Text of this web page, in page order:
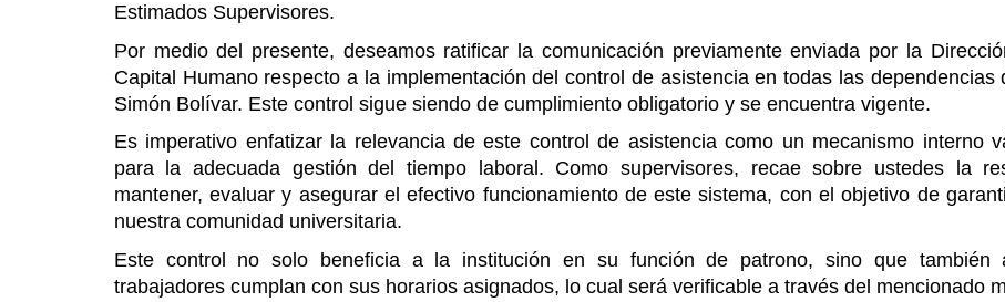
Estimados Supervisores.
Por medio del presente, deseamos ratificar la comunicación previamente enviada por la
Capital Humano respecto a la implementación del control de asistencia en todas las dependencias
Simón Bolívar. Este control sigue siendo de cumplimiento obligatorio y se encuentra vigente.
Es imperativo enfatizar la relevancia de este control de asistencia como un mecanismo interno
para la adecuada gestión del tiempo laboral. Como supervisores, recae sobre ustedes la
mantener, evaluar y asegurar el efectivo funcionamiento de este sistema, con el objetivo de
nuestra comunidad universitaria.
Este control no solo beneficia a la institución en su función de patrono, sino que también
trabajadores cumplan con sus horarios asignados, lo cual será verificable a través del mencionado